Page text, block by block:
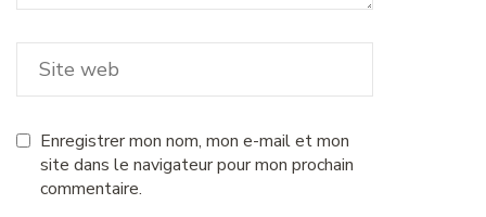
Enregistrer mon nom, mon e-mail et mon
site dans le navigateur pour mon prochain
commentaire.